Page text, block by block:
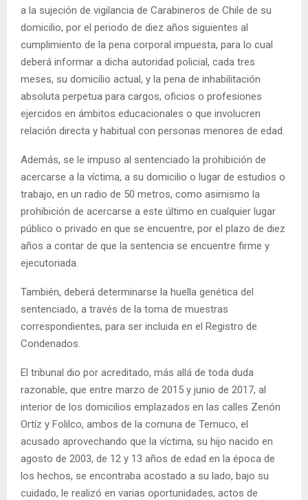
a la sujeción de vigilancia de Carabineros de Chile de su
domicilio, por el periodo de diez años siguientes al
cumplimiento de la pena corporal impuesta, para lo cual
deberá informar a dicha autoridad policial, cada tres
meses, su domicilio actual, y la pena de inhabilitación
absoluta perpetua para cargos, oficios o profesiones
ejercidos en ámbitos educacionales o que involucren
relación directa y habitual con personas menores de edad.
Además, se le impuso al sentenciado la prohibición de
acercarse a la víctima, a su domicilio o lugar de estudios o
trabajo, en un radio de 50 metros, como asimismo la
prohibición de acercarse a este último en cualquier lugar
público o privado en que se encuentre, por el plazo de diez
años a contar de que la sentencia se encuentre firme y
ejecutoriada.
También, deberá determinarse la huella genética del
sentenciado, a través de la toma de muestras
correspondientes, para ser incluida en el Registro de
Condenados.
El tribunal dio por acreditado, más allá de toda duda
razonable, que entre marzo de 2015 y junio de 2017, al
interior de los domicilios emplazados en las calles Zenón
Ortíz y Folilco, ambos de la comuna de Temuco, el
acusado aprovechando que la víctima, su hijo nacido en
agosto de 2003, de 12 y 13 años de edad en la época de
los hechos, se encontraba acostado a su lado, bajo su
cuidado, le realizó en varias oportunidades, actos de